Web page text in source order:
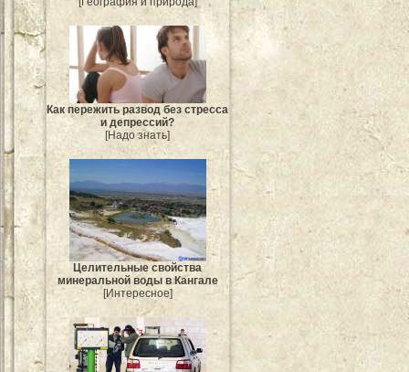
Как пережить развод без стресса
и депрессий?
[Надо знать]
Целительные свойства
минеральной воды в Кангале
[Интересное]